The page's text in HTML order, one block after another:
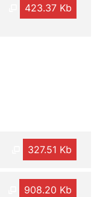
423.37 Kb
327.51 Kb
908.20 Kb